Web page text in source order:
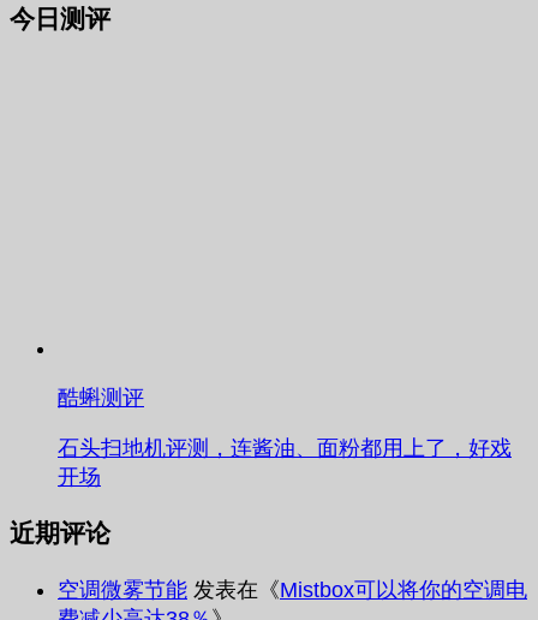
今日测评
酷蝌测评
石头扫地机评测，连酱油、面粉都用上了，好戏
开场
近期评论
空调微雾节能 发表在《Mistbox可以将你的空调电